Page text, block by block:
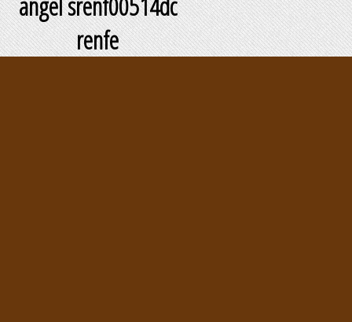
renfe